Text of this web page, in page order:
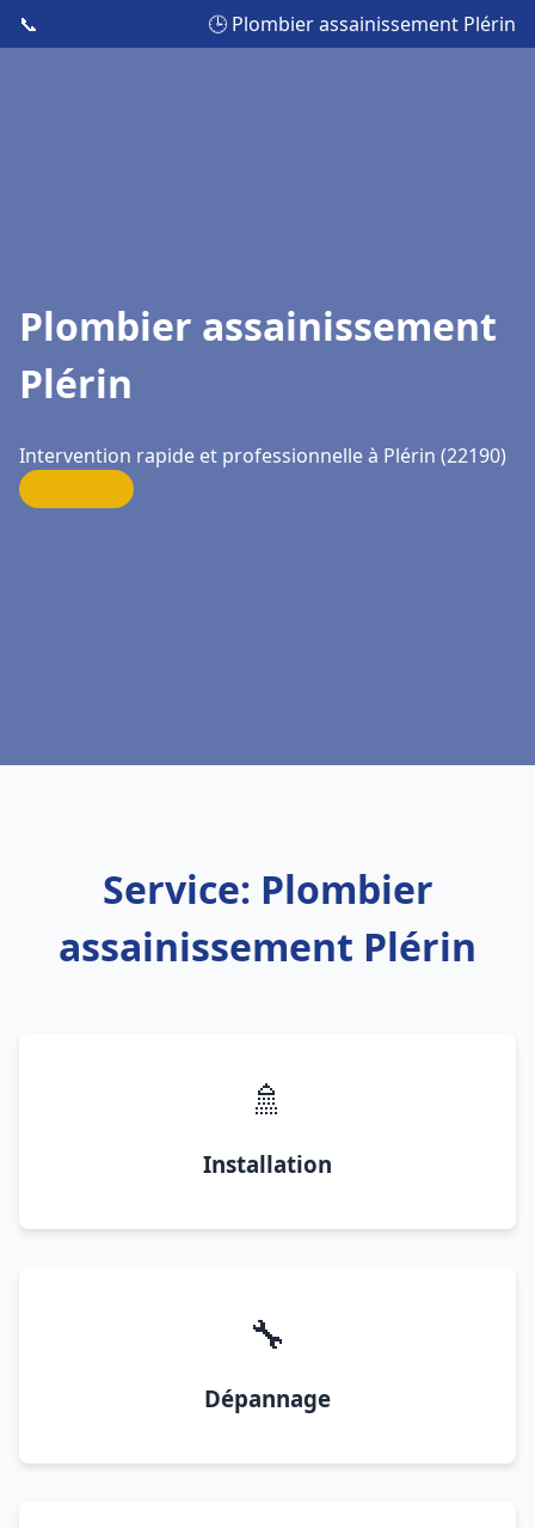
📞 🕒 Plombier assainissement Plérin
Plombier assainissement
Plérin
Intervention rapide et professionnelle à Plérin (22190)
Service: Plombier
assainissement Plérin
🚿
Installation
🔧
Dépannage